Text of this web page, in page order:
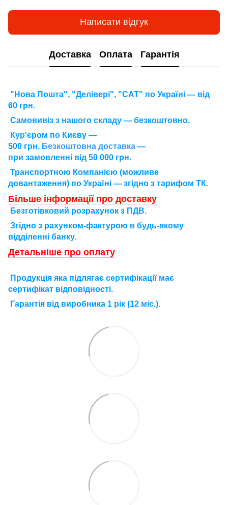
Написати відгук
Доставка Оплата Гарантія
"Нова Пошта", "Делівері", "САТ" по Україні — від
60 грн.
Самовивіз з нашого складу — безкоштовно.
Кур'єром по Києву —
500 грн. Безкоштовна доставка —
при замовленні від 50 000 грн.
Транспортною Компанією (можливе
довантаження) по Україні — згідно з тарифом ТК.
Більше інформації про доставку
Безготівковий розрахунок з ПДВ.
Згідно з рахунком-фактурою в будь-якому
відділенні банку.
Детальніше про оплату
П родукція яка підлягає сертифікації має
сертифікат відповідності.
Гарантія від виробника 1 рік (12 міс.).